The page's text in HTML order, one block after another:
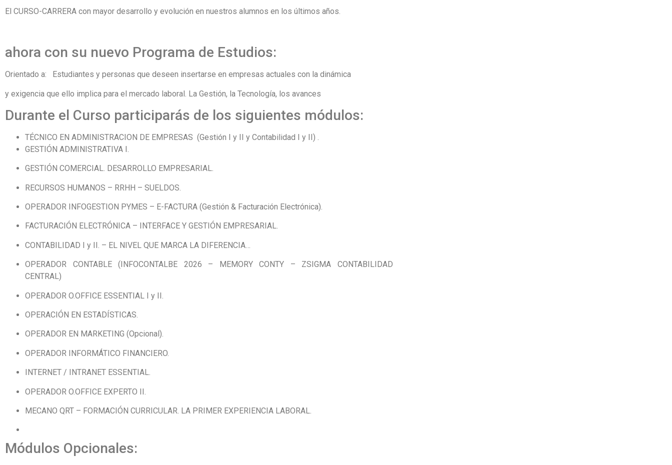
El CURSO-CARRERA con mayor desarrollo y evolución en nuestros alumnos en los últimos años.
ahora con su nuevo Programa de Estudios:
Orientado a: Estudiantes y personas que deseen insertarse en empresas actuales con la dinámica
y exigencia que ello implica para el mercado laboral. La Gestión, la Tecnología, los avances
Durante el Curso participarás de los siguientes módulos:
TÉCNICO EN ADMINISTRACION DE EMPRESAS (Gestión I y II y Contabilidad I y II) .
GESTIÓN ADMINISTRATIVA I.
GESTIÓN COMERCIAL. DESARROLLO EMPRESARIAL.
RECURSOS HUMANOS – RRHH – SUELDOS.
OPERADOR INFOGESTION PYMES – E-FACTURA (Gestión & Facturación Electrónica).
FACTURACIÓN ELECTRÓNICA – INTERFACE Y GESTIÓN EMPRESARIAL.
CONTABILIDAD I y II. – EL NIVEL QUE MARCA LA DIFERENCIA…
OPERADOR CONTABLE (INFOCONTALBE 2026 – MEMORY CONTY – ZSIGMA CONTABILIDAD
CENTRAL)
OPERADOR O.OFFICE ESSENTIAL I y II.
OPERACIÓN EN ESTADÍSTICAS.
OPERADOR EN MARKETING (Opcional).
OPERADOR INFORMÁTICO FINANCIERO.
INTERNET / INTRANET ESSENTIAL.
OPERADOR O.OFFICE EXPERTO II.
MECANO QRT – FORMACIÓN CURRICULAR. LA PRIMER EXPERIENCIA LABORAL.
Módulos Opcionales: